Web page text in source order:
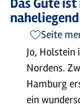
Das Gute
naheliegend
Seite
Jo, Holstein
Nordens.
Hamburg
ein